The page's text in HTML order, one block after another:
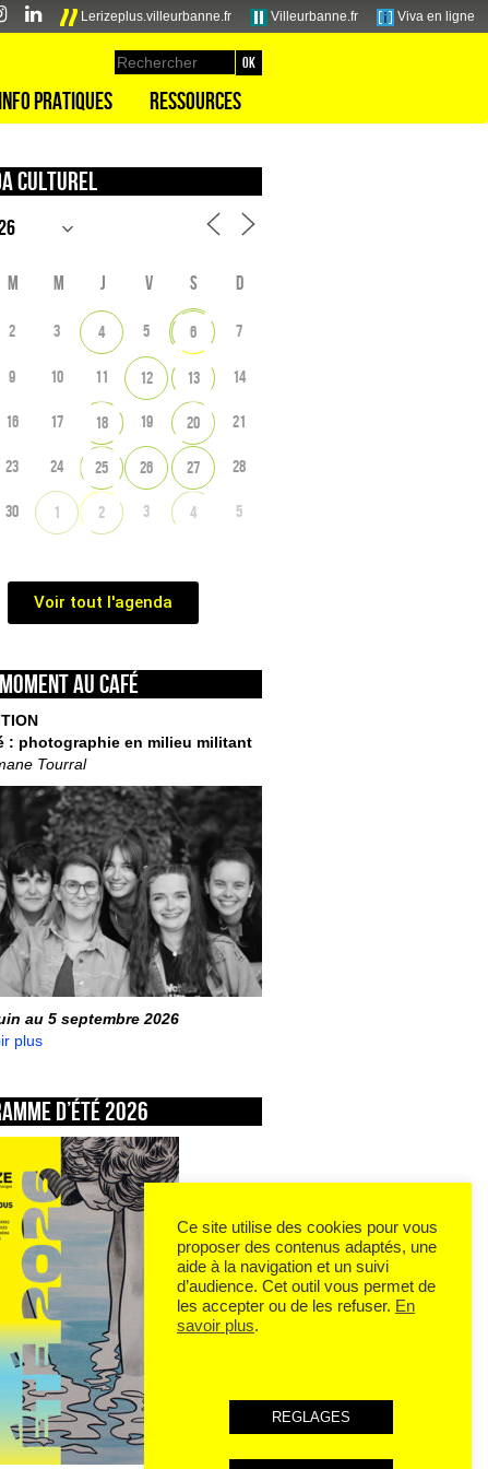
Lerizeplus.villeurbanne.fr Villeurbanne.fr Viva en ligne
pratiques Ressources
culturel
M M J V S D
2 3 4 5 6 7
9 10 11 12 13 14
16 17 18 19 20 21
23 24 25 26 27 28
30 1 2 3 4 5
Voir tout l'agenda
au café
: photographie en milieu militant
Tourral
au 5 septembre 2026
plus
d’été 2026
Ce site utilise des cookies pour vous
proposer des contenus adaptés, une
aide à la navigation et un suivi
d’audience. Cet outil vous permet de
les accepter ou de les refuser. En
savoir plus.
REGLAGES